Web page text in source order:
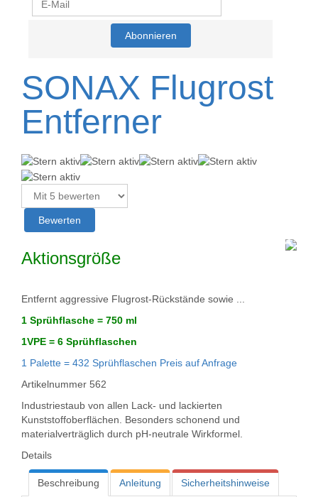
SONAX Flugrost
Entferner
B
e
n
5
/
Bitte
bewerten
Aktionsgröße
Entfernt aggressive Flugrost-Rückstände sowie ...
1 Sprühflasche = 750 ml
1VPE = 6 Sprühflaschen
1 Palette = 432 Sprühflaschen Preis auf Anfrage
Artikelnummer 562
Industriestaub von allen Lack- und lackierten
Kunststoffoberflächen. Besonders schonend und
materialverträglich durch pH-neutrale Wirkformel.
Details
Beschreibung Anleitung Sicherheitshinweise